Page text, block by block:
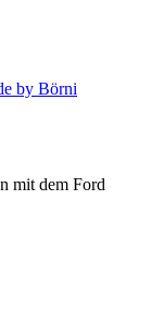
by Börni
mit dem Ford